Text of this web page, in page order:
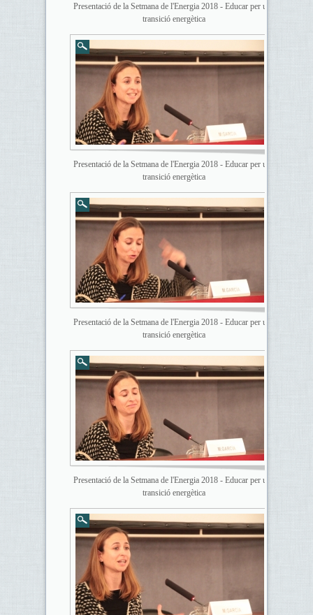
Presentació de la Setmana de l'Energia 2018 - Educar per una
transició energètica
Presentació de la Setmana de l'Energia 2018 - Educar per una
transició energètica
Presentació de la Setmana de l'Energia 2018 - Educar per una
transició energètica
Presentació de la Setmana de l'Energia 2018 - Educar per una
transició energètica